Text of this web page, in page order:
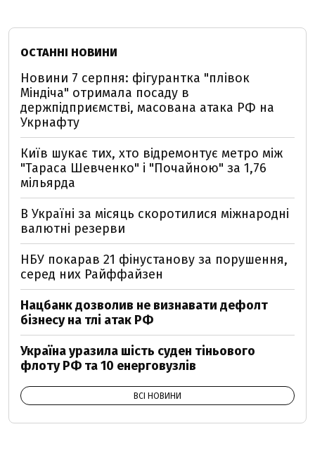
ОСТАННІ НОВИНИ
Новини 7 серпня: фігурантка "плівок
Міндіча" отримала посаду в
держпідприємстві, масована атака РФ на
Укрнафту
Київ шукає тих, хто відремонтує метро між
"Тараса Шевченко" і "Почайною" за 1,76
мільярда
В Україні за місяць скоротилися міжнародні
валютні резерви
НБУ покарав 21 фінустанову за порушення,
серед них Райффайзен
Нацбанк дозволив не визнавати дефолт
бізнесу на тлі атак РФ
Україна уразила шість суден тіньового
флоту РФ та 10 енерговузлів
ВСІ НОВИНИ